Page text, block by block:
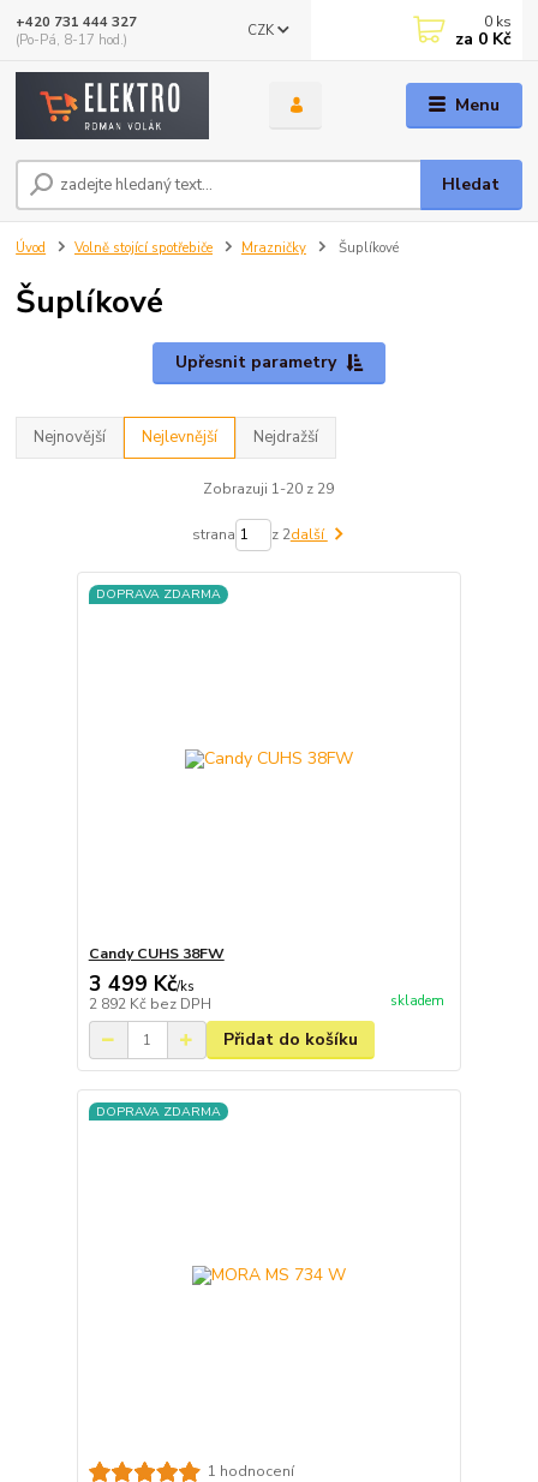
Menu
CZK
Hledat
+420 731 444 327
(Po-Pá, 8-17 hod.)
0 ks
za 0 Kč
Úvod Volně stojící spotřebiče Mrazničky Šuplíkové
Šuplíkové
Upřesnit parametry
Nejnovější Nejlevnější Nejdražší
Zobrazuji 1-20 z 29
strana z 2další
DOPRAVA ZDARMA
Candy CUHS 38FW
3 499 Kč/ks
2 892 Kč bez DPH skladem
Přidat do košíku
DOPRAVA ZDARMA
1 hodnocení